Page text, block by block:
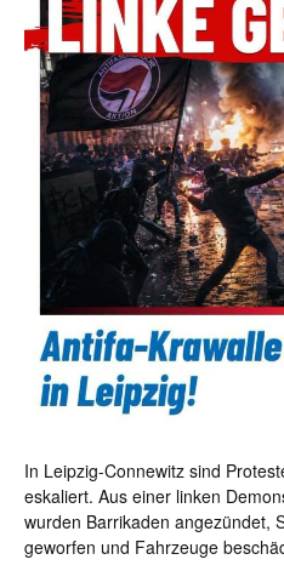
In Leipzig-Connewitz sind
eskaliert. Aus einer linken
wurden Barrikaden angezündet,
geworfen und Fahrzeuge